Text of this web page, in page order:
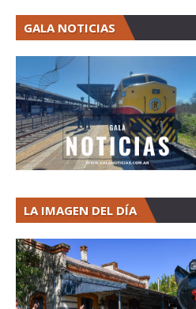
GALA NOTICIAS
LA IMAGEN DEL DÍA